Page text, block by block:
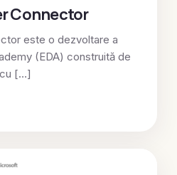
Connector
este o dezvoltare a
(EDA) construită de
cu […]